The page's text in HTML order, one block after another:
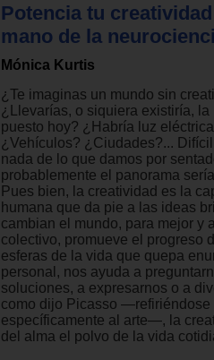
Potencia tu
mano de la
Mónica Kurtis
¿Te imaginas un mundo sin
¿Llevarías, o siquiera existiría, la
puesto hoy? ¿Habría luz
¿Vehículos? ¿Ciudades?...
nada de lo que damos por
probablemente el panorama
Pues bien, la creatividad es la
humana que da pie a las ideas
cambian el mundo, para mejor y
colectivo, promueve el progreso
esferas de la vida que quepa
personal, nos ayuda a
soluciones, a expresarnos o a
como dijo Picasso —refiriéndose
específicamente al arte—, la
del alma el polvo de la vida